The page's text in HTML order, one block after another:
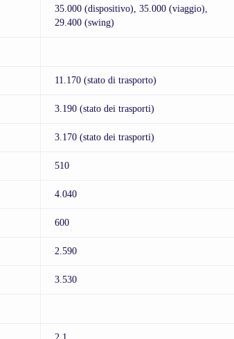
35.000 (dispositivo), 35.000 (viaggio),
29.400 (swing)
11.170 (stato di trasporto)
3.190 (stato dei trasporti)
3.170 (stato dei trasporti)
510
4.040
600
2.590
3.530